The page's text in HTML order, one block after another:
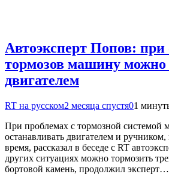
Автоэксперт Попов: при
тормозов машину можно
двигателем
RT на русском2 месяца спустя01
При проблемах с тормозной
останавливать двигателем и ручником,
время, рассказал в беседе с RT
других ситуациях можно тормозить
бортовой камень, продолжил